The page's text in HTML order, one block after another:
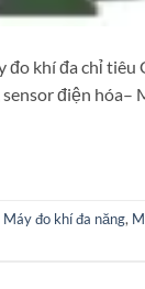
đo khí đa chỉ tiêu
sensor điện
Máy đo khí đa năng,